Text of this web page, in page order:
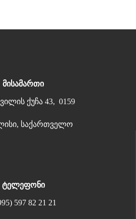
მისამართი
ქუჩა 43, 0159
საქართველო
ტელეფონი
597 82 21 21